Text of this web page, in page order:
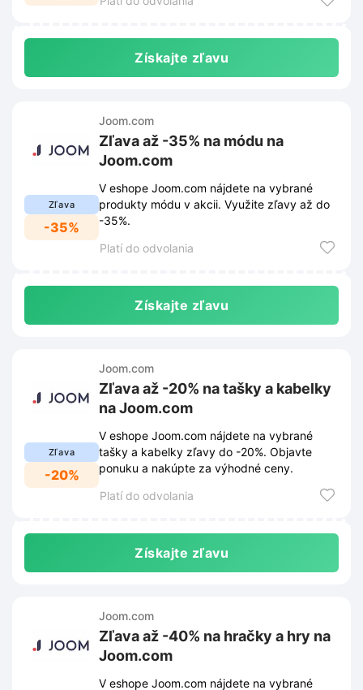
Získajte zľavu
Zľava
-35%
Joom.com
Zľava až -35% na módu na
Joom.com
V eshope Joom.com nájdete na vybrané
produkty módu v akcii. Využite zľavy až do
-35%.
Platí do odvolania
Získajte zľavu
Zľava
-20%
Joom.com
Zľava až -20% na tašky a kabelky
na Joom.com
V eshope Joom.com nájdete na vybrané
tašky a kabelky zľavy do -20%. Objavte
ponuku a nakúpte za výhodné ceny.
Platí do odvolania
Získajte zľavu
Joom.com
Zľava až -40% na hračky a hry na
Joom.com
V eshope Joom.com nájdete na vybrané